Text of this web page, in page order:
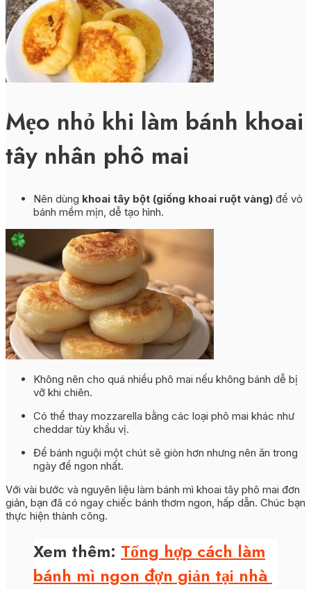
Mẹo nhỏ khi làm bánh khoai
tây nhân phô mai
Nên dùng khoai tây bột (giống khoai ruột vàng) để vỏ
bánh mềm mịn, dễ tạo hình.
Không nên cho quá nhiều phô mai nếu không bánh dễ bị
vỡ khi chiên.
Có thể thay mozzarella bằng các loại phô mai khác như
cheddar tùy khẩu vị.
Để bánh nguội một chút sẽ giòn hơn nhưng nên ăn trong
ngày để ngon nhất.
Với vài bước và nguyên liệu làm bánh mì khoai tây phô mai đơn
giản, bạn đã có ngay chiếc bánh thơm ngon, hấp dẫn. Chúc bạn
thực hiện thành công.
Xem thêm: Tổng hợp cách làm
bánh mì ngon đợn giản tại nhà